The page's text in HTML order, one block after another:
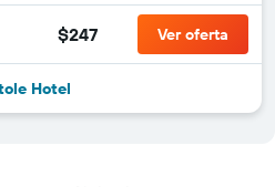
$247 Ver oferta
Hotel